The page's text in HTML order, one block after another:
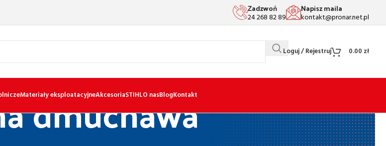
Zadzwoń
24 268 82 89
Napisz maila
kontakt@pronar.net.pl
Loguj / Rejestruj 0.00 zł
Materiały eksploatacyjneAkcesoriaSTIHLO nasBlogKontakt
dmuchawa